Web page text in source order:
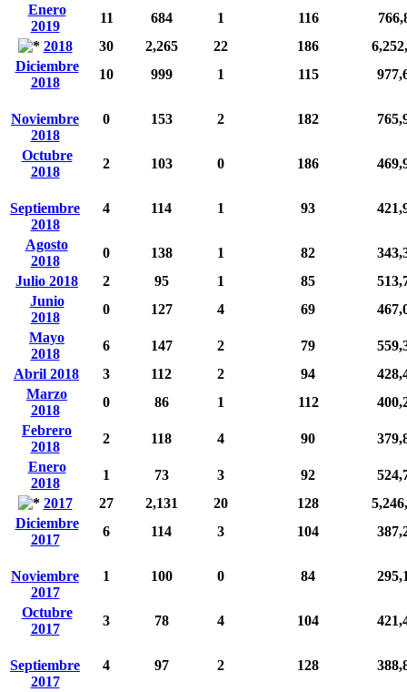
Enero
2019
11 684 1 116
2018
30 2,265 22 186
Diciembre
2018
10 999 1 115
Noviembre
2018
0 153 2 182
Octubre
2018
2 103 0 186
Septiembre
2018
4 114 1 93
Agosto
2018
0 138 1 82
Julio 2018
2 95 1 85
Junio
2018
0 127 4 69
Mayo
2018
6 147 2 79
Abril 2018
3 112 2 94
Marzo
2018
0 86 1 112
Febrero
2018
2 118 4 90
Enero
2018
1 73 3 92
2017
27 2,131 20 128
Diciembre
2017
6 114 3 104
Noviembre
2017
1 100 0 84
Octubre
2017
3 78 4 104
Septiembre
2017
4 97 2 128